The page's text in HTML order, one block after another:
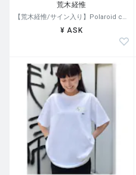
荒木経惟
【荒木経惟/サイン入り】Polaroid collage
¥ ASK